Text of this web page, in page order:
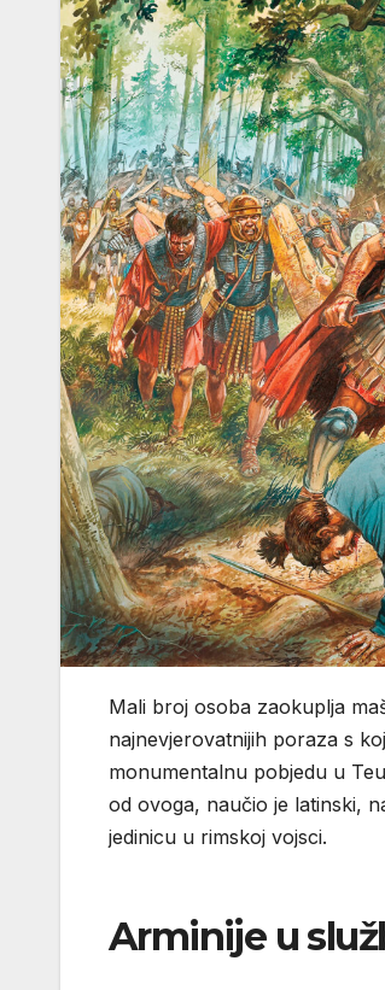
Mali broj osoba zaokuplja
najnevjerovatnijih poraza s
monumentalnu pobjedu u
od ovoga, naučio je latinski,
jedinicu u rimskoj vojsci.
Arminije u